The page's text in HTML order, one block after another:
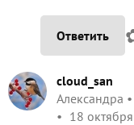
Ответить
cloud_san
Александра
18